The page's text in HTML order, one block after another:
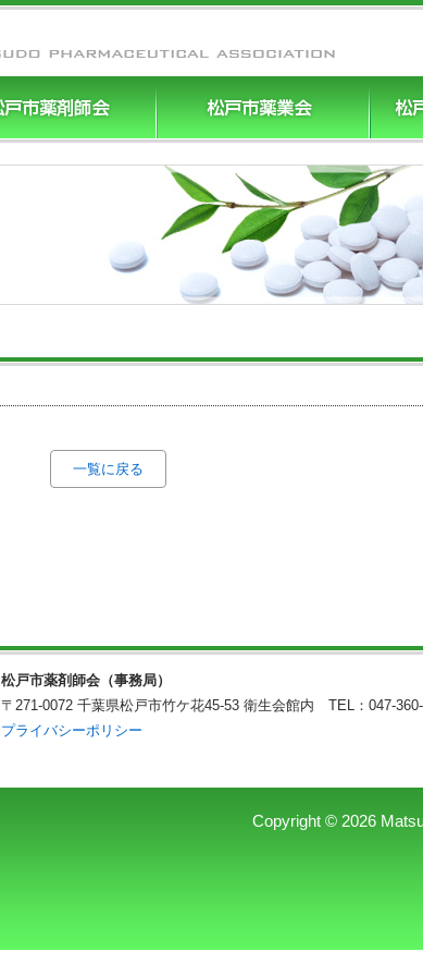
まつ
一覧に戻る
松戸市薬剤師会（事務局）
〒271-0072 千葉県松戸市竹ケ花45-53 衛生会館内 TEL：047-
プライバシーポリシー
Copyright © 2026